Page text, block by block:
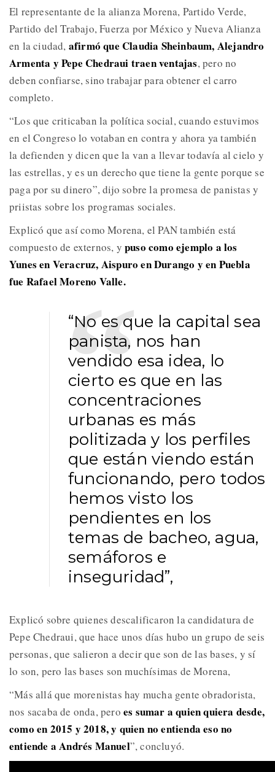
El representante de la alianza Morena, Partido Verde,
Partido del Trabajo, Fuerza por México y Nueva Alianza
en la ciudad, afirmó que Claudia Sheinbaum, Alejandro
Armenta y Pepe Chedraui traen ventajas, pero no
deben confiarse, sino trabajar para obtener el carro
completo.
“Los que criticaban la política social, cuando estuvimos
en el Congreso lo votaban en contra y ahora ya también
la defienden y dicen que la van a llevar todavía al cielo y
las estrellas, y es un derecho que tiene la gente porque se
paga por su dinero”, dijo sobre la promesa de panistas y
priistas sobre los programas sociales.
Explicó que así como Morena, el PAN también está
compuesto de externos, y puso como ejemplo a los
Yunes en Veracruz, Aispuro en Durango y en Puebla
fue Rafael Moreno Valle.
“No es que la capital sea
panista, nos han
vendido esa idea, lo
cierto es que en las
concentraciones
urbanas es más
politizada y los perfiles
que están viendo están
funcionando, pero todos
hemos visto los
pendientes en los
temas de bacheo, agua,
semáforos e
inseguridad”,
Explicó sobre quienes descalificaron la candidatura de
Pepe Chedraui, que hace unos días hubo un grupo de seis
personas, que salieron a decir que son de las bases, y sí
lo son, pero las bases son muchísimas de Morena,
“Más allá que morenistas hay mucha gente obradorista,
nos sacaba de onda, pero es sumar a quien quiera desde,
como en 2015 y 2018, y quien no entienda eso no
entiende a Andrés Manuel”, concluyó.